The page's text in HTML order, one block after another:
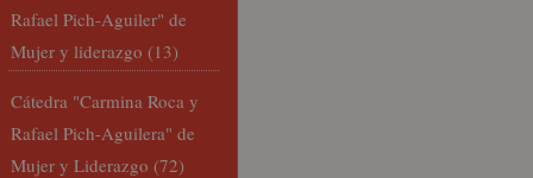
Rafael Pich-Aguiler" de
Mujer y liderazgo (13)
Cátedra "Carmina Roca y
Rafael Pich-Aguilera" de
Mujer y Liderazgo (72)